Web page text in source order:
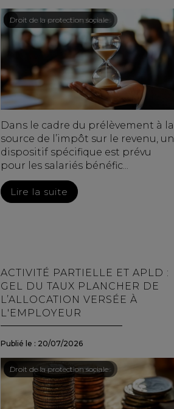
Droit du travail - Employeurs
/Droit de la protection sociale
Dans le cadre du prélèvement à la
source de l’impôt sur le revenu, un
dispositif spécifique est prévu
pour les salariés bénéfic...
Lire la suite
ACTIVITÉ PARTIELLE ET APLD :
GEL DU TAUX PLANCHER DE
L’ALLOCATION VERSÉE À
L'EMPLOYEUR
Publié le : 20/07/2026
Droit du travail - Employeurs
/Droit de la protection sociale